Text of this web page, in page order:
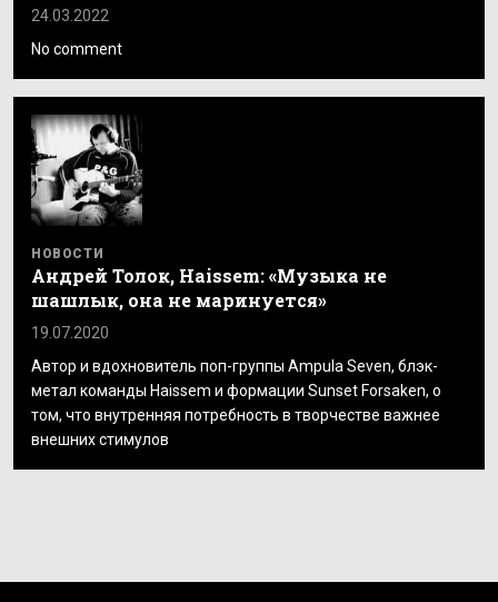
24.03.2022
No comment
НОВОСТИ
Андрей Толок, Haissem: «Музыка не
шашлык, она не маринуется»
19.07.2020
Автор и вдохновитель поп-группы Ampula Seven, блэк-
метал команды Haissem и формации Sunset Forsaken, о
том, что внутренняя потребность в творчестве важнее
внешних стимулов